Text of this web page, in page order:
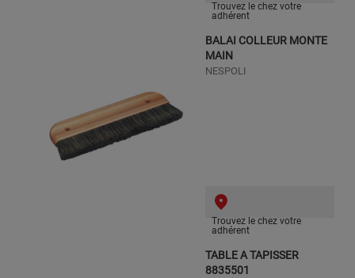
Trouvez le chez votre
adhérent
BALAI COLLEUR MONTE
MAIN
NESPOLI
Trouvez le chez votre
adhérent
TABLE A TAPISSER
8835501